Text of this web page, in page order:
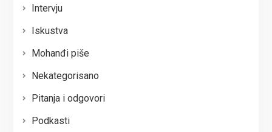
Intervju
Iskustva
Mohanđi piše
Nekategorisano
Pitanja i odgovori
Podkasti